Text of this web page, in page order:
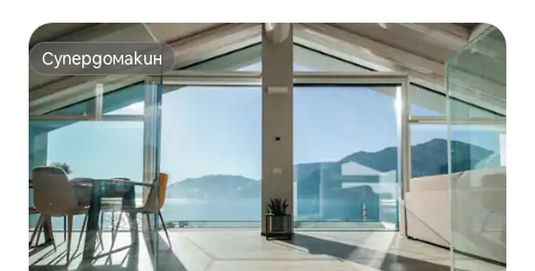
Супердомакин
Супердомакин